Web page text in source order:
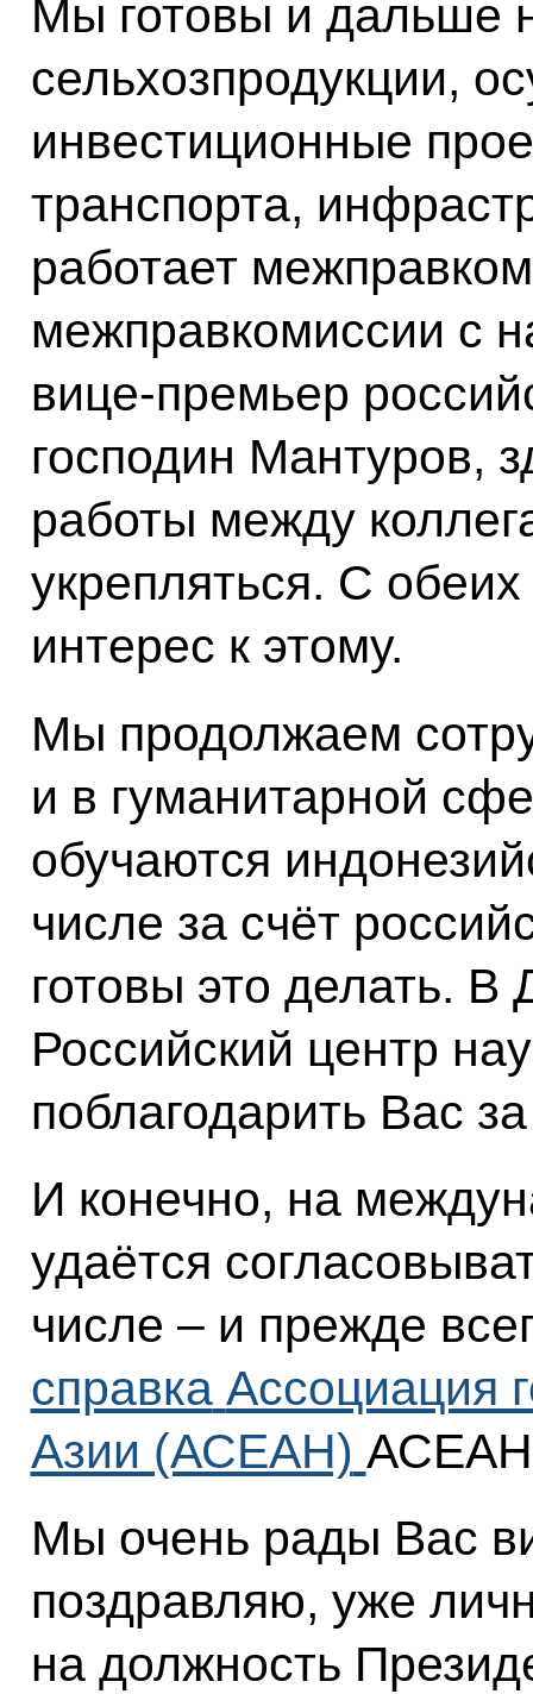
Мы готовы и дальше
сельхозпродукции,
инвестиционные
транспорта,
работает
межправкомиссии с
вице-премьер
господин Мантуров,
работы между
укрепляться. С
интерес к этому.
Мы продолжаем
и в гуманитарной
обучаются
числе за счёт
готовы это делать.
Российский центр
поблагодарить Вас
И конечно, на
удаётся
числе – и прежде
справка Ассоциация
Азии (АСЕАН)
Мы очень рады Вас
поздравляю, уже
на должность